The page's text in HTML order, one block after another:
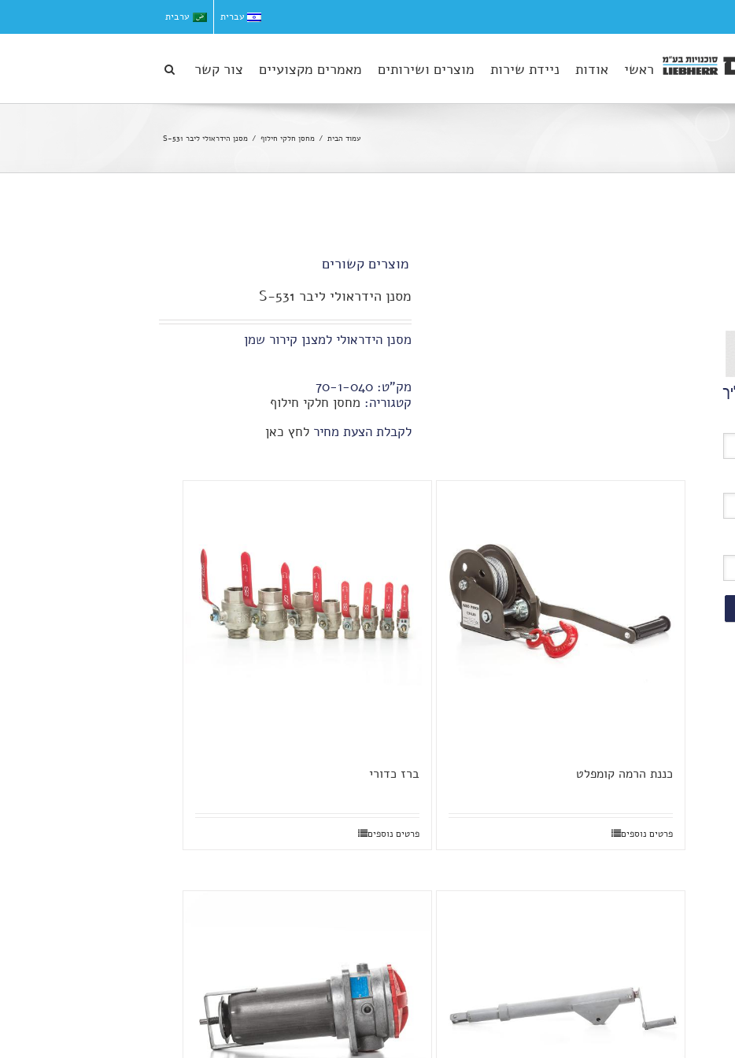
עברית ערבית
ראשי אודות ניידת שירות מוצרים ושירותים מאמרים מקצועיים צור קשר
עמוד הבית מחסן חלקי חילוף מסנן הידראולי ליבר S-531
מסנן הידראולי ליבר S-531
מסנן הידראולי למצנן קירור שמן
מק"ט: 70-1-040
קטגוריה: מחסן חלקי חילוף
לקבלת הצעת מחיר לחץ כאן
מוצרים קשורים
כננת הרמה קומפלט
פרטים נוספים
ברז כדורי
פרטים נוספים